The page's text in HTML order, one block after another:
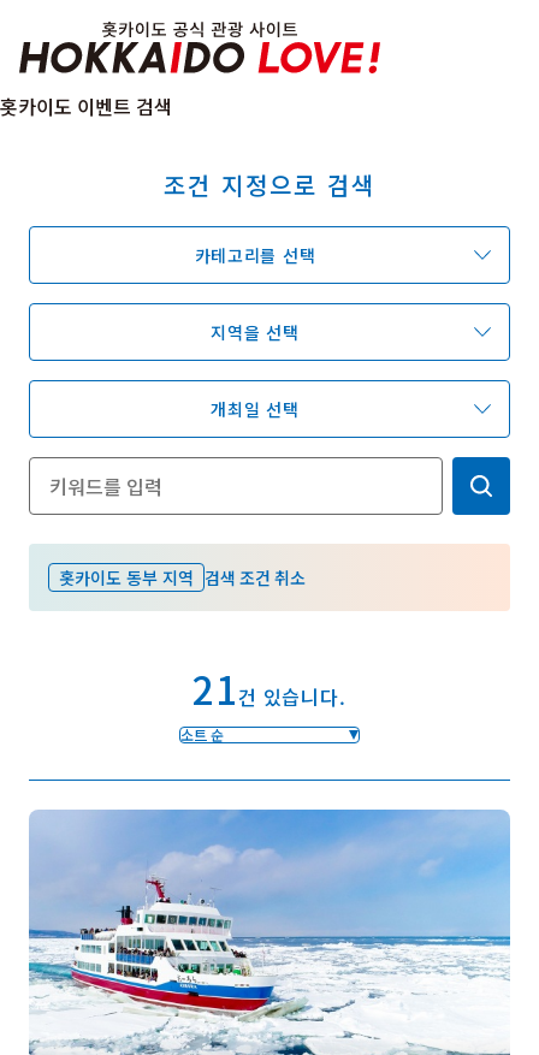
온천
지역 가이드
예약
홋카이도 둘러보기
여행 테마로 검색
7개의 국립공원
절경을 만나는 여행
기초지식
Insta
gram
YouT
ube
Insta
gram
영상갤러리
이용 규약
언어선택
홋카이도 이벤트 검색
조건 지정으로 검색
카테고리를 선택
지역을 선택
개최일 선택
홋카이도 동부 지역 검색 조건 취소
21건 있습니다.
소트 순